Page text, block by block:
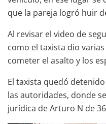
que la pareja logró huir
Al revisar el video de
como el taxista dio
cometer el asalto y los
El taxista quedó
las autoridades, donde
jurídica de Arturo N de